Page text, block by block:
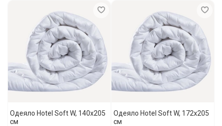
Одеяло Hotel Soft W, 140x205
см
Одеяло Hotel Soft W, 172x205
см